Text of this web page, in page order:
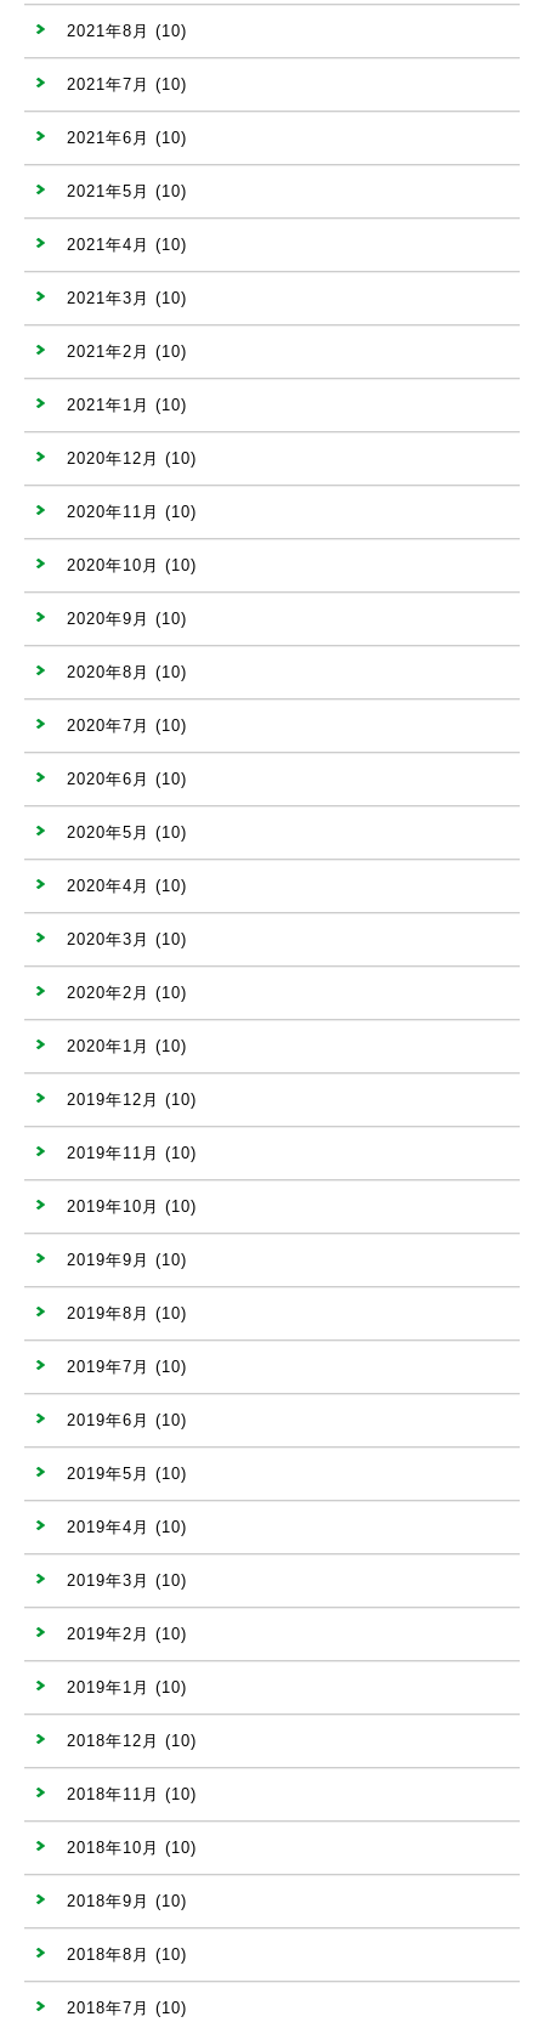
2021年8月 (10)
2021年7月 (10)
2021年6月 (10)
2021年5月 (10)
2021年4月 (10)
2021年3月 (10)
2021年2月 (10)
2021年1月 (10)
2020年12月 (10)
2020年11月 (10)
2020年10月 (10)
2020年9月 (10)
2020年8月 (10)
2020年7月 (10)
2020年6月 (10)
2020年5月 (10)
2020年4月 (10)
2020年3月 (10)
2020年2月 (10)
2020年1月 (10)
2019年12月 (10)
2019年11月 (10)
2019年10月 (10)
2019年9月 (10)
2019年8月 (10)
2019年7月 (10)
2019年6月 (10)
2019年5月 (10)
2019年4月 (10)
2019年3月 (10)
2019年2月 (10)
2019年1月 (10)
2018年12月 (10)
2018年11月 (10)
2018年10月 (10)
2018年9月 (10)
2018年8月 (10)
2018年7月 (10)